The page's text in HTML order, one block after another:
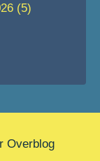
(5)
Overblog